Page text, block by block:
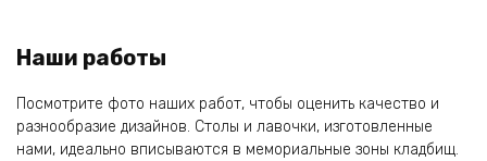
Наши работы
Посмотрите фото наших работ, чтобы оценить качество и
разнообразие дизайнов. Столы и лавочки, изготовленные
нами, идеально вписываются в мемориальные зоны кладбищ.